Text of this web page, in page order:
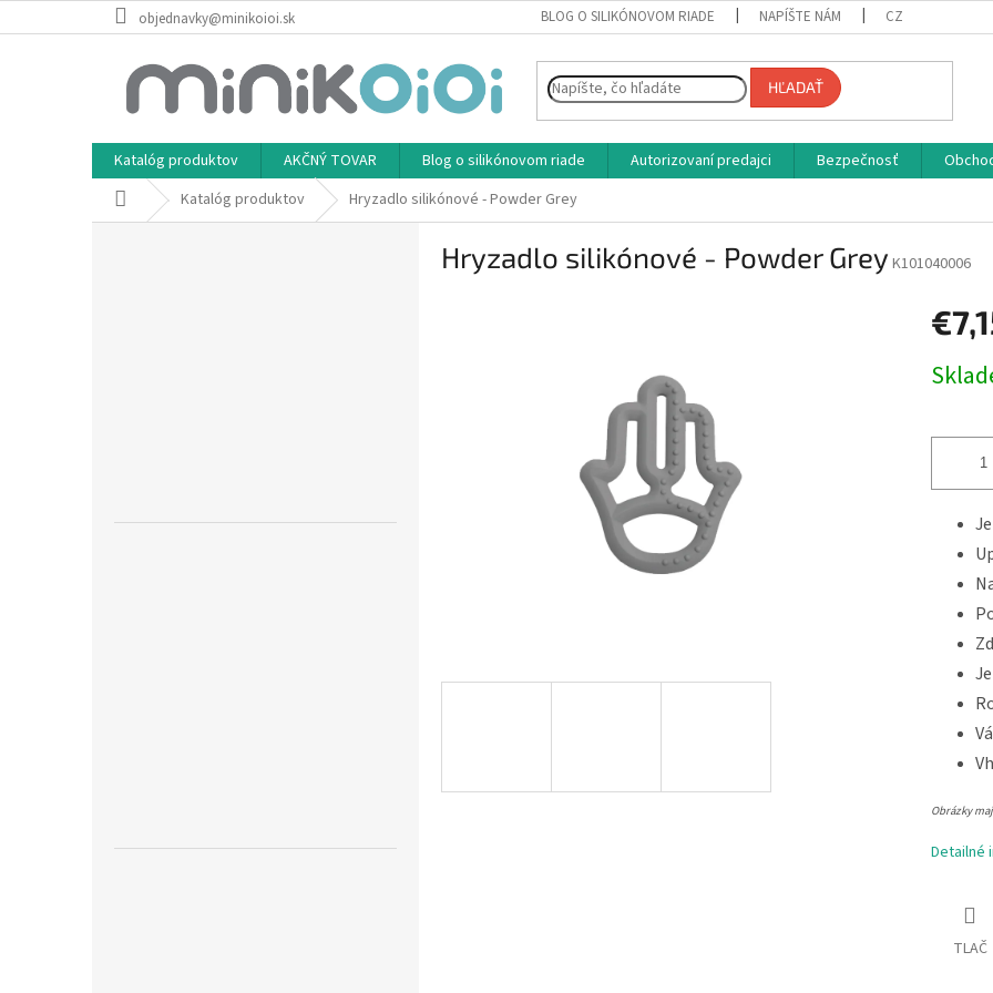
na
objednavky@minikoioi.sk BLOG O SILIKÓNOVOM RIADE NAPÍŠTE NÁM CZ
HĽADAŤ
Katalóg produktov AKČNÝ TOVAR Blog o silikónovom riade Autorizovaní predajci Bezpečnosť
DomovKatalóg produktov Hryzadlo silikónové - Powder Grey
Hryzadlo silikónové - Powder Grey K101040006
cena:
Obrázky
Detailné
TLAČ